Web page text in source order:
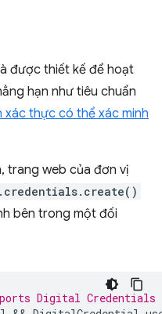
được thiết kế để hoạt
hạn như tiêu chuẩn
thực có thể xác minh
trang web của đơn vị
bên trong một đối
Digital Credentials